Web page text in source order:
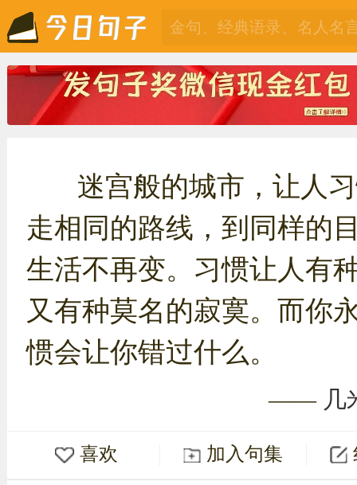
迷宫般的城市，让人
走相同的路线，到同样的
生活不再变。习惯让人有
又有种莫名的寂寞。而你
惯会让你错过什么。
—— 几
喜欢 加入句集